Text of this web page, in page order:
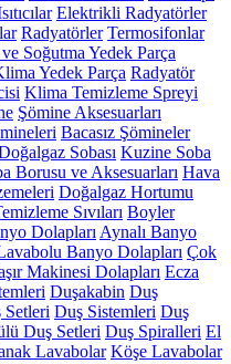
Elektrikli Radyatörler
Radyatörler Termosifonlar
ve Soğutma Yedek Parça
Yedek Parça Radyatör
Klima Temizleme Spreyi
Şömine Aksesuarları
Bacasız Şömineler
Sobası Kuzine Soba
Borusu ve Aksesuarları Hava
Doğalgaz Hortumu
Sıvıları Boyler
Dolapları Aynalı Banyo
Banyo Dolapları Çok
Makinesi Dolapları Ecza
Duşakabin Duş
Setleri Duş Sistemleri Duş
Duş Setleri Duş Spiralleri El
Lavabolar Köşe Lavabolar